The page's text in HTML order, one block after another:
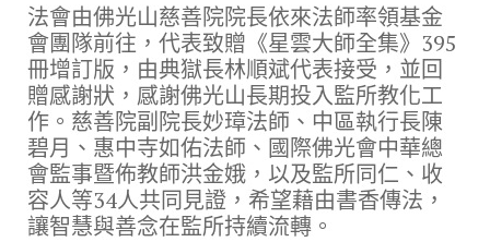
法會由佛光山慈善院院長依來法師率領基金
會團隊前往，代表致贈《星雲大師全集》395
冊增訂版，由典獄長林順斌代表接受，並回
贈感謝狀，感謝佛光山長期投入監所教化工
作。慈善院副院長妙璋法師、中區執行長陳
碧月、惠中寺如佑法師、國際佛光會中華總
會監事暨佈教師洪金娥，以及監所同仁、收
容人等34人共同見證，希望藉由書香傳法，
讓智慧與善念在監所持續流轉。